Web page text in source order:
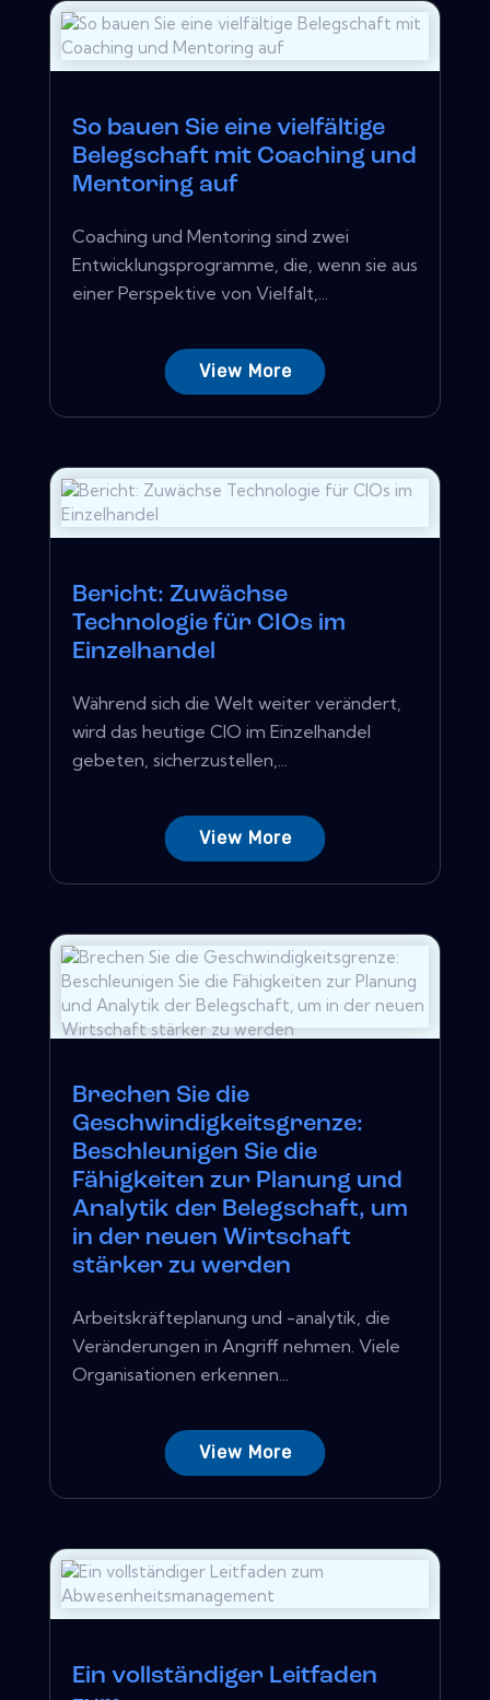
So bauen Sie eine vielfältige
Belegschaft mit Coaching und
Mentoring auf
Coaching und Mentoring sind zwei
Entwicklungsprogramme, die, wenn sie aus
einer Perspektive von Vielfalt,...
View More
Bericht: Zuwächse
Technologie für CIOs im
Einzelhandel
Während sich die Welt weiter verändert,
wird das heutige CIO im Einzelhandel
gebeten, sicherzustellen,...
View More
Brechen Sie die
Geschwindigkeitsgrenze:
Beschleunigen Sie die
Fähigkeiten zur Planung und
Analytik der Belegschaft, um
in der neuen Wirtschaft
stärker zu werden
Arbeitskräfteplanung und -analytik, die
Veränderungen in Angriff nehmen. Viele
Organisationen erkennen...
View More
Ein vollständiger Leitfaden